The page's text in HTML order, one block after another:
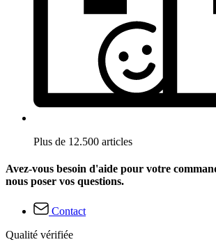
Plus de 12.500 articles
Avez-vous besoin d'aide pour votre
nous poser vos questions.
Contact
Qualité vérifiée